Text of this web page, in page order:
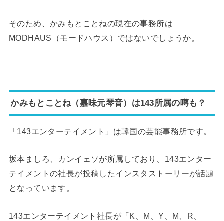
そのため、かみもとことねの現在の事務所は
MODHAUS（モードハウス）ではないでしょうか。
かみもとことね（嘉味元琴音）は143所属の噂も？
「143エンターテイメント」は韓国の芸能事務所です。
坂本ましろ、カンイェソが所属しており、143エンター
テイメントの社長が投稿したインスタストーリーが話題
となっています。
143エンターテイメント社長が「K、M、Y、M、R、